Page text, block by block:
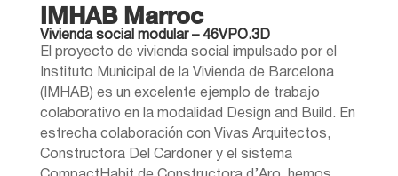
IMHAB Marroc
Vivienda social modular – 46VPO.3D
El proyecto de vivienda social impulsado por el
Instituto Municipal de la Vivienda de Barcelona
(IMHAB) es un excelente ejemplo de trabajo
colaborativo en la modalidad Design and Build. En
estrecha colaboración con Vivas Arquitectos,
Constructora Del Cardoner y el sistema